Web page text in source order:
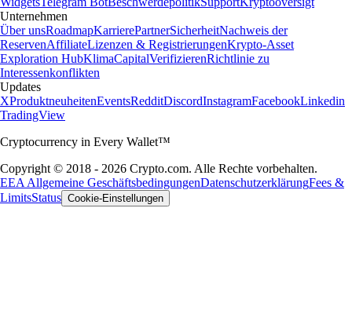
Unternehmen
Über unsRoadmapKarrierePartnerSicherheitNachweis der
ReservenAffiliateLizenzen & RegistrierungenKrypto-Asset
Exploration HubKlimaCapitalVerifizierenRichtlinie zu
Interessenkonflikten
Updates
XProduktneuheitenEventsRedditDiscordInstagramFacebookLinkedin
TradingView
Cryptocurrency in Every Wallet™
Copyright © 2018 - 2026 Crypto.com. Alle Rechte vorbehalten.
EEA Allgemeine GeschäftsbedingungenDatenschutzerklärungFees &
LimitsStatus Cookie-Einstellungen